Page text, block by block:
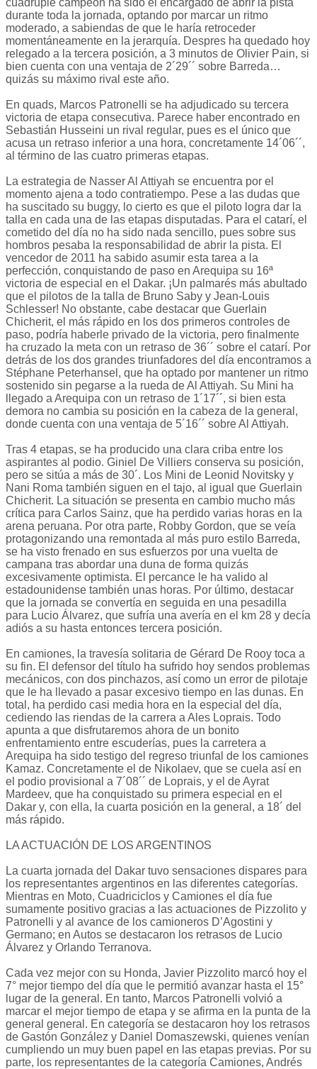
cuádruple campeón ha sido el encargado de abrir la pista
durante toda la jornada, optando por marcar un ritmo
moderado, a sabiendas de que le haría retroceder
momentáneamente en la jerarquía. Despres ha quedado hoy
relegado a la tercera posición, a 3 minutos de Olivier Pain, si
bien cuenta con una ventaja de 2´29´´ sobre Barreda…
quizás su máximo rival este año.
En quads, Marcos Patronelli se ha adjudicado su tercera
victoria de etapa consecutiva. Parece haber encontrado en
Sebastián Husseini un rival regular, pues es el único que
acusa un retraso inferior a una hora, concretamente 14´06´´,
al término de las cuatro primeras etapas.
La estrategia de Nasser Al Attiyah se encuentra por el
momento ajena a todo contratiempo. Pese a las dudas que
ha suscitado su buggy, lo cierto es que el piloto logra dar la
talla en cada una de las etapas disputadas. Para el catarí, el
cometido del día no ha sido nada sencillo, pues sobre sus
hombros pesaba la responsabilidad de abrir la pista. El
vencedor de 2011 ha sabido asumir esta tarea a la
perfección, conquistando de paso en Arequipa su 16ª
victoria de especial en el Dakar. ¡Un palmarés más abultado
que el pilotos de la talla de Bruno Saby y Jean-Louis
Schlesser! No obstante, cabe destacar que Guerlain
Chicherit, el más rápido en los dos primeros controles de
paso, podría haberle privado de la victoria, pero finalmente
ha cruzado la meta con un retraso de 36´´ sobre el catarí. Por
detrás de los dos grandes triunfadores del día encontramos a
Stéphane Peterhansel, que ha optado por mantener un ritmo
sostenido sin pegarse a la rueda de Al Attiyah. Su Mini ha
llegado a Arequipa con un retraso de 1´17´´, si bien esta
demora no cambia su posición en la cabeza de la general,
donde cuenta con una ventaja de 5´16´´ sobre Al Attiyah.
Tras 4 etapas, se ha producido una clara criba entre los
aspirantes al podio. Giniel De Villiers conserva su posición,
pero se sitúa a más de 30´. Los Mini de Leonid Novitsky y
Nani Roma también siguen en el tajo, al igual que Guerlain
Chicherit. La situación se presenta en cambio mucho más
crítica para Carlos Sainz, que ha perdido varias horas en la
arena peruana. Por otra parte, Robby Gordon, que se veía
protagonizando una remontada al más puro estilo Barreda,
se ha visto frenado en sus esfuerzos por una vuelta de
campana tras abordar una duna de forma quizás
excesivamente optimista. El percance le ha valido al
estadounidense también unas horas. Por último, destacar
que la jornada se convertía en seguida en una pesadilla
para Lucio Álvarez, que sufría una avería en el km 28 y decía
adiós a su hasta entonces tercera posición.
En camiones, la travesía solitaria de Gérard De Rooy toca a
su fin. El defensor del título ha sufrido hoy sendos problemas
mecánicos, con dos pinchazos, así como un error de pilotaje
que le ha llevado a pasar excesivo tiempo en las dunas. En
total, ha perdido casi media hora en la especial del día,
cediendo las riendas de la carrera a Ales Loprais. Todo
apunta a que disfrutaremos ahora de un bonito
enfrentamiento entre escuderías, pues la carretera a
Arequipa ha sido testigo del regreso triunfal de los camiones
Kamaz. Concretamente el de Nikolaev, que se cuela así en
el podio provisional a 7´08´´ de Loprais, y el de Ayrat
Mardeev, que ha conquistado su primera especial en el
Dakar y, con ella, la cuarta posición en la general, a 18´ del
más rápido.
LA ACTUACIÓN DE LOS ARGENTINOS
La cuarta jornada del Dakar tuvo sensaciones dispares para
los representantes argentinos en las diferentes categorías.
Mientras en Moto, Cuadriciclos y Camiones el día fue
sumamente positivo gracias a las actuaciones de Pizzolito y
Patronelli y al avance de los camioneros D’Agostini y
Germano; en Autos se destacaron los retrasos de Lucio
Álvarez y Orlando Terranova.
Cada vez mejor con su Honda, Javier Pizzolito marcó hoy el
7° mejor tiempo del día que le permitió avanzar hasta el 15°
lugar de la general. En tanto, Marcos Patronelli volvió a
marcar el mejor tiempo de etapa y se afirma en la punta de la
general general. En categoría se destacaron hoy los retrasos
de Gastón González y Daniel Domaszewski, quienes venían
cumpliendo un muy buen papel en las etapas previas. Por su
parte, los representantes de la categoría Camiones, Andrés